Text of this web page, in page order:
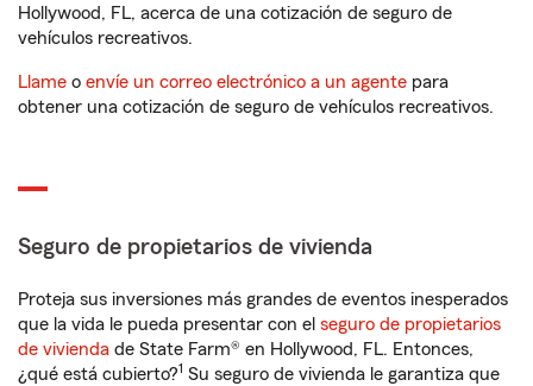
Hollywood, FL, acerca de una cotización de seguro de
vehículos recreativos.
Llame o envíe un correo electrónico a un agente para
obtener una cotización de seguro de vehículos recreativos.
Seguro de propietarios de vivienda
Proteja sus inversiones más grandes de eventos inesperados
que la vida le pueda presentar con el seguro de propietarios
de vivienda de State Farm® en Hollywood, FL. Entonces,
¿qué está cubierto?1 Su seguro de vivienda le garantiza que